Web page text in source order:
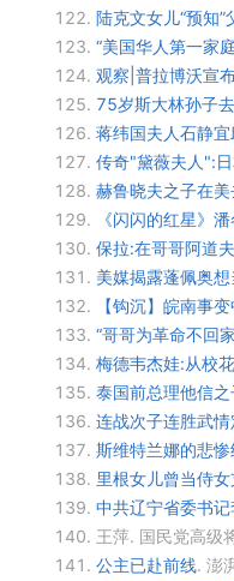
122. 陆克文女儿“预知”
123. “美国华人第一家
124. 观察|普拉博沃宣
125. 75岁斯大林孙子
126. 蒋纬国夫人石静
127. 传奇"黛薇夫人":
128. 赫鲁晓夫之子在
129.
《闪闪的红星》
130. 保拉:在哥哥阿道
131. 美媒揭露蓬佩奥
132.
【钩沉】皖南事
133. “哥哥为革命不回
134. 梅德韦杰娃:从校
135. 泰国前总理他信
136. 连战次子连胜武
137. 斯维特兰娜的悲
138. 里根女儿曾当侍
139. 中共辽宁省委书
140. 王萍. 国民党高级
141. 公主已赴前线. 澎